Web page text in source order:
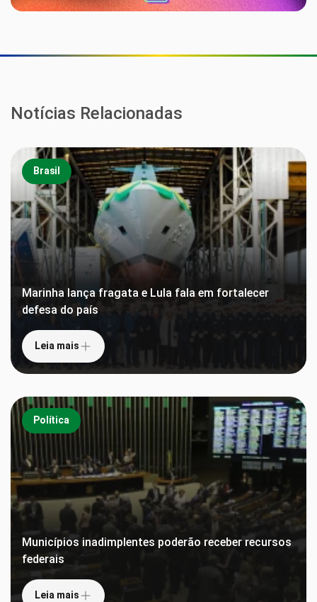
Notícias Relacionadas
Brasil
Marinha lança fragata e Lula fala em fortalecer
defesa do país
Leia mais
Política
Municípios inadimplentes poderão receber recursos
federais
Leia mais